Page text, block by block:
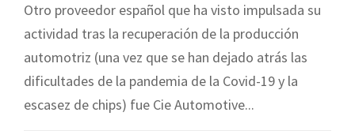
Otro proveedor español que ha visto impulsada su
actividad tras la recuperación de la producción
automotriz (una vez que se han dejado atrás las
dificultades de la pandemia de la Covid-19 y la
escasez de chips) fue Cie Automotive...